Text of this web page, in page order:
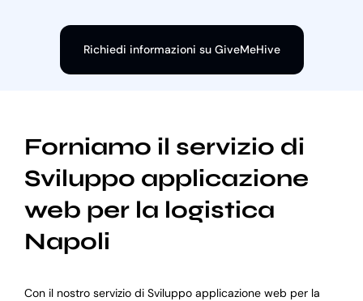
Richiedi informazioni su GiveMeHive
Forniamo il servizio di
Sviluppo applicazione
web per la logistica
Napoli
Con il nostro servizio di Sviluppo applicazione web per la